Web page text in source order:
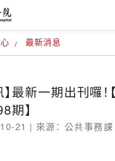
最新消息
】最新一期出刊囉
期】
21 | 來源： 公共事務課